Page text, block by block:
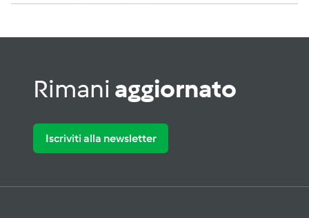
Rimani aggiornato
Iscriviti alla newsletter